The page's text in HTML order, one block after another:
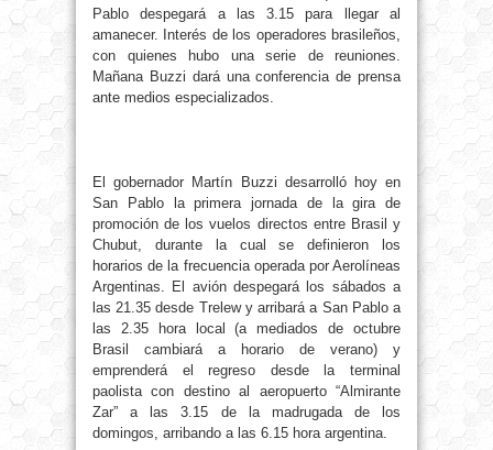
Pablo despegará a las 3.15 para llegar al
amanecer. Interés de los operadores brasileños,
con quienes hubo una serie de reuniones.
Mañana Buzzi dará una conferencia de prensa
ante medios especializados.
El gobernador Martín Buzzi desarrolló hoy en
San Pablo la primera jornada de la gira de
promoción de los vuelos directos entre Brasil y
Chubut, durante la cual se definieron los
horarios de la frecuencia operada por Aerolíneas
Argentinas. El avión despegará los sábados a
las 21.35 desde Trelew y arribará a San Pablo a
las 2.35 hora local (a mediados de octubre
Brasil cambiará a horario de verano) y
emprenderá el regreso desde la terminal
paolista con destino al aeropuerto “Almirante
Zar” a las 3.15 de la madrugada de los
domingos, arribando a las 6.15 hora argentina.